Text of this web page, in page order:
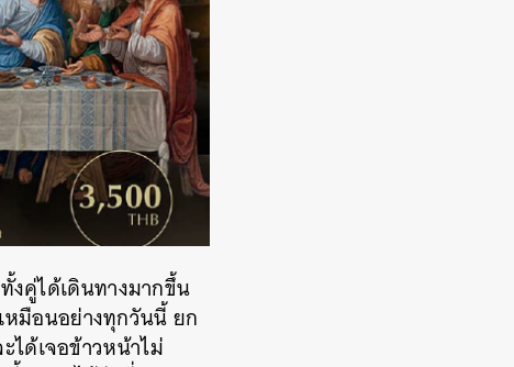
งคู่ได้เดินทางมากขึ้น
หมือนอย่างทุกวันนี้ ยก
ได้เจอข้าวหน้าไม่